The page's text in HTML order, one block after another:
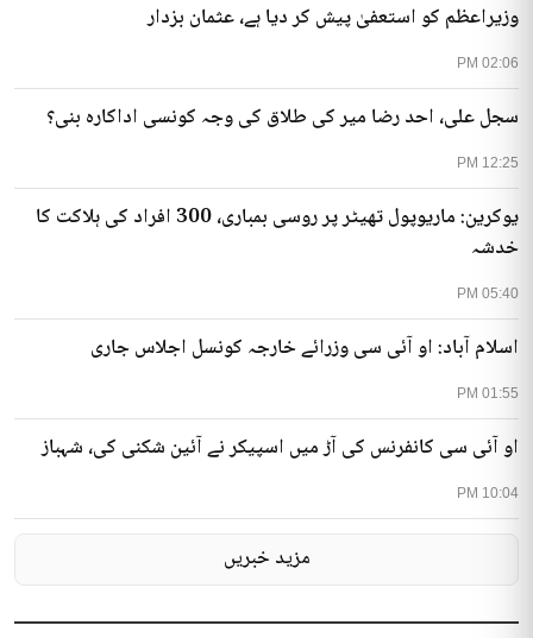
02:06 PM
وزیراعظم کو استعفیٰ پیش کر دیا ہے، عثمان بزدار
12:25 PM
سجل علی، احد رضا میر کی طلاق کی وجہ کونسی اداکارہ بنی؟
05:40 PM
یوکرین: ماریوپول تھیٹر پر روسی بمباری، 300 افراد کی ہلاکت کا
خدشہ
01:55 PM
اسلام آباد: او آئی سی وزرائے خارجہ کونسل اجلاس جاری
10:04 PM
او آئی سی کانفرنس کی آڑ میں اسپیکر نے آئین شکنی کی، شہباز
مزید خبریں